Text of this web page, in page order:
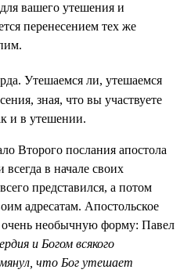
вашего утешения и
перенесением тех же
Утешаемся ли, утешаемся
зная, что вы участвуете
и в утешении.
Второго послания апостола
в начале своих
представился, а потом
адресатам. Апостольское
очень необычную форму: Павел
и Богом всякого
что Бог утешает